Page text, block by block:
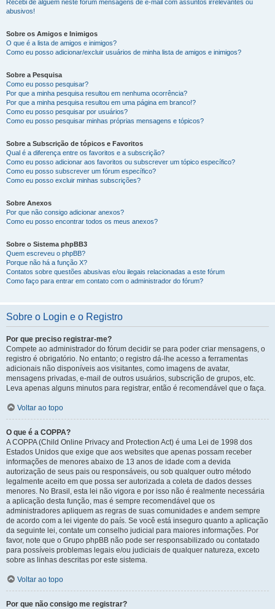
Recebi de alguém neste fórum mensagens de e-mail com assuntos irrelevantes ou
abusivos!
Sobre os Amigos e Inimigos
O que é a lista de amigos e inimigos?
Como eu posso adicionar/excluir usuários de minha lista de amigos e inimigos?
Sobre a Pesquisa
Como eu posso pesquisar?
Por que a minha pesquisa resultou em nenhuma ocorrência?
Por que a minha pesquisa resultou em uma página em branco!?
Como eu posso pesquisar por usuários?
Como eu posso pesquisar minhas próprias mensagens e tópicos?
Sobre a Subscrição de tópicos e Favoritos
Qual é a diferença entre os favoritos e a subscrição?
Como eu posso adicionar aos favoritos ou subscrever um tópico específico?
Como eu posso subscrever um fórum específico?
Como eu posso excluir minhas subscrições?
Sobre Anexos
Por que não consigo adicionar anexos?
Como eu posso encontrar todos os meus anexos?
Sobre o Sistema phpBB3
Quem escreveu o phpBB?
Porque não há a função X?
Contatos sobre questões abusivas e/ou ilegais relacionadas a este fórum
Como faço para entrar em contato com o administrador do fórum?
Sobre o Login e o Registro
Por que preciso registrar-me?
Compete ao administrador do fórum decidir se para poder criar mensagens, o
registro é obrigatório. No entanto; o registro dá-lhe acesso a ferramentas
adicionais não disponíveis aos visitantes, como imagens de avatar,
mensagens privadas, e-mail de outros usuários, subscrição de grupos, etc.
Leva apenas alguns minutos para registrar, então é recomendável que o faça.
Voltar ao topo
O que é a COPPA?
A COPPA (Child Online Privacy and Protection Act) é uma Lei de 1998 dos
Estados Unidos que exige que aos websites que apenas possam receber
informações de menores abaixo de 13 anos de idade com a devida
autorização de seus pais ou responsáveis, ou sob qualquer outro método
legalmente aceito em que possa ser autorizada a coleta de dados desses
menores. No Brasil, esta lei não vigora e por isso não é realmente necessária
a aplicação desta função, mas é sempre recomendável que os
administradores apliquem as regras de suas comunidades e andem sempre
de acordo com a lei vigente do país. Se você está inseguro quanto a aplicação
da seguinte lei, contate um conselho judicial para maiores informações. Por
favor, note que o Grupo phpBB não pode ser responsabilizado ou contatado
para possíveis problemas legais e/ou judiciais de qualquer natureza, exceto
sobre as linhas descritas por este sistema.
Voltar ao topo
Por que não consigo me registrar?